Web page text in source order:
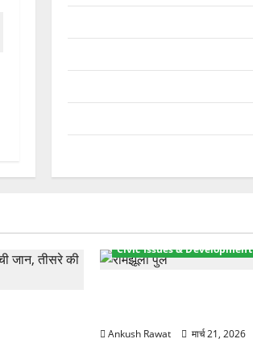
Civic Issues & Development
Ankush Rawat मार्च 21, 2026